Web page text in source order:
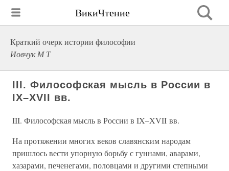
ВикиЧтение
Краткий очерк истории философии
Иовчук М Т
III. Философская мысль в России в
IX–XVII вв.
III. Философская мысль в России в IX–XVII вв.
На протяжении многих веков славянским народам
пришлось вести упорную борьбу с гуннами, аварами,
хазарами, печенегами, половцами и другими степными